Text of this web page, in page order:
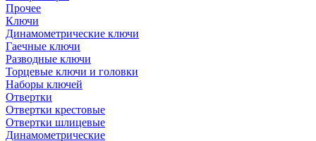
Прочее
Ключи
Динамометрические ключи
Гаечные ключи
Разводные ключи
Торцевые ключи и головки
Наборы ключей
Отвертки
Отвертки крестовые
Отвертки шлицевые
Динамометрические